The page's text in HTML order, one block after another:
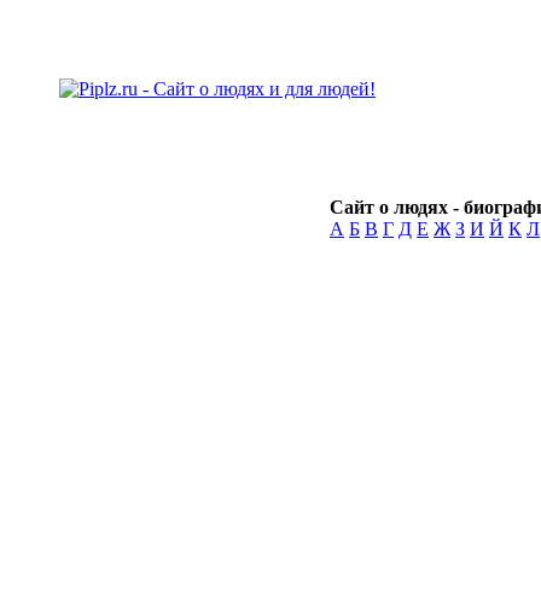
Сайт о людях -
А Б В Г Д Е Ж З И Й К Л